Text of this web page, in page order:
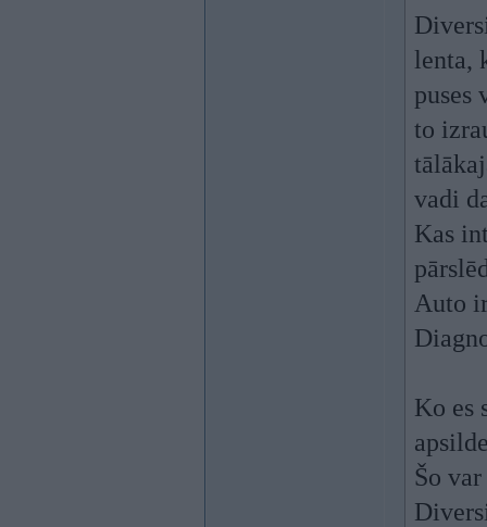
lenta,
puses
to
vadi
Kas
Auto
Ko es
Šo